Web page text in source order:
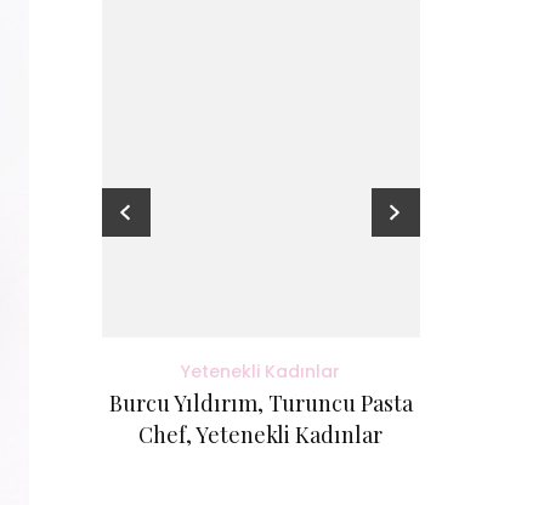
Evi
Yetenekli Kadınlar
Burcu Yıldırım, Turuncu Pasta
Chef, Yetenekli Kadınlar